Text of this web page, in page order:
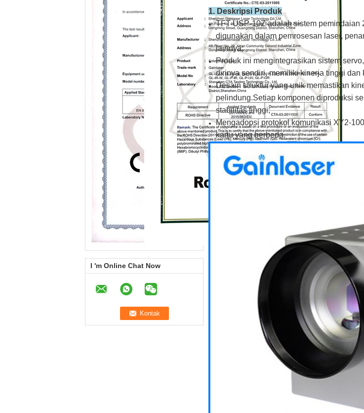
I 'm Online Chat Now
1. Deskripsi Produk
TFT-USP-10Z adalah sistem
digunakan dalam pemrosesan laser,
lainnya;
Produk ini mengintegrasikan sistem
dirinya sendiri, memiliki kinerja tinggi dan
Desain struktur yang unik memastikan
pelindung.Setiap komponen diproduksi
stabilitas tinggi;
Mengadopsi protokol komunikasi XY2-
kartu yang berbeda.